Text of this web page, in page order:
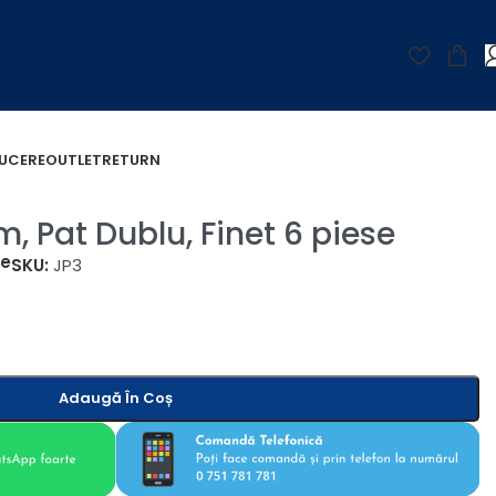
OUTLETRETURN
Pat Dublu, Finet 6 piese
SKU: JP3
Adaugă În Coș